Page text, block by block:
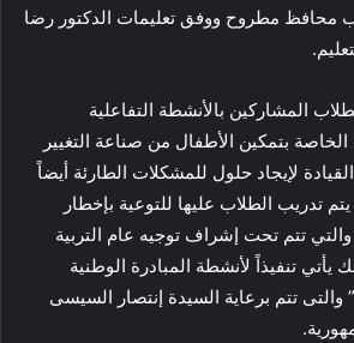
محافظ مطروح ووفق تعليمات الدكتور رضا
المشاركين بالأنشطة التفاعلية
بتمكين الأطفال من صناعة التغيير
لإيجاد حلول للمشكلات الطارئة أيضاً
تدريب الطلاب عليها للتوعية بإخطار
والتي تتم تحت إشراف توجيه عام التربية
تنفيذاً لأنشطة المبادرة الوطنية
والتى تتم برعاية السيدة إنتصار السيسى